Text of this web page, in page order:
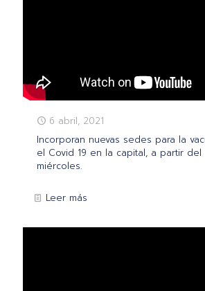
6 abril, 2021
Incorporan nuevas sedes para la
el Covid 19 en la capital, a partir del
miércoles.
Leer más